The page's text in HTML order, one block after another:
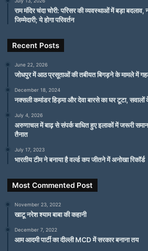
राम मंदिर चंदा चोरी: परिसर की व्यवस्थाओं में बड़ा बदलाव,
जिम्मेदारी; ये होगा परिवर्तन
Recent Posts
June 22, 2026
जोधपुर में आठ प्रसूताओं की तबीयत बिगड़ने के मामले में
December 18, 2024
नक्सली कमांडर हिड़मा और देवा बारसे का घर टूटा,
July 4, 2026
अरुणाचल में बाढ़ से संपर्क बाधित हुए इलाकों में जरूरी
तैनात
July 17, 2023
भारतीय टीम ने बनाया है वर्ल्ड कप जीतने में अनोखा रिकॉर्ड
Most Commented Post
November 23, 2022
खाटू नरेश श्याम बाबा की कहानी
December 7, 2022
आम आदमी पार्टी का दील्ली MCD में सरकार बनाना तय